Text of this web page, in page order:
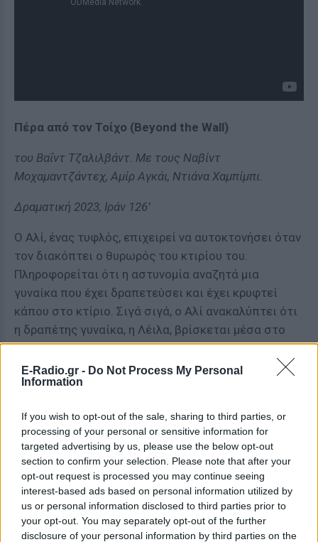
E-Radio.gr - Do Not Process My Personal
Information
If you wish to opt-out of the sale, sharing to third parties, or
processing of your personal or sensitive information for
targeted advertising by us, please use the below opt-out
section to confirm your selection. Please note that after your
opt-out request is processed you may continue seeing
interest-based ads based on personal information utilized by
us or personal information disclosed to third parties prior to
your opt-out. You may separately opt-out of the further
disclosure of your personal information by third parties on the
Πέρα από τον Τοίχο (Beyond the Wall)
του Βαΐντ Τζαλιλβάντ. Με τους Ναβίντ
Μοχαμαντζάντεχ, Αμίρ Αγκάι, Ντιάνα Χαμπίμπι.
Δραματική 2023, Ιράν 126’
Ο Αλί, ένας τυφλός, επιχειρεί να αυτοκτονήσει όταν
τον διακόπτει ο θυρωρός του κτιρίου του.
Πληροφορείται ότι η αστυνομία αναζητά μια
γυναίκα που έχει δραπετεύσει και έχει κρυφτεί
κάπου στο κτίριο. Σιγά σιγά, ο Αλί ανακαλύπτει ότι
η δραπέτης γυναίκα, η Λέιλα, βρίσκεται μέσα στο
διαμέρισμά του. Αφού συμμετείχε σε μια
διαμαρτυρία εργαζομένων που οδήγησε στο χάος,
είναι εκνευρισμένη με τον τετράχρονο γιο της που
Σταδιακά, ο Άλι δένεται συναισθηματικά μαζί της.
Θέλοντας να ξεφύγει από την πραγματικότητα,
βοηθώντας τη Λέιλα γίνεται καταφύγιο στον δικό
του κόσμο φαντασίας.